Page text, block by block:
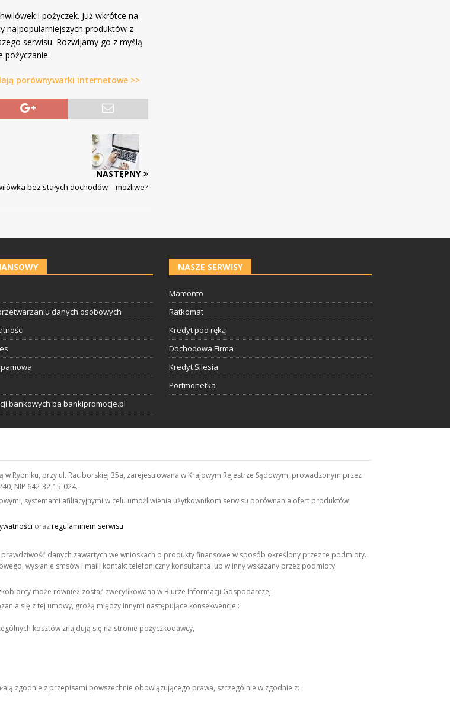
i pożyczek. Już wkrótce na
najpopularniejszych produktów z
serwisu. Rozwijamy go z myślą
pożyczanie.
porównywarki internetowe >>
NASTĘPNY
bez stałych dochodów – możliwe?
danych osobowych
bankowych ba bankipromocje.pl
NASZE SERWISY
Mamonto
Ratkomat
Kredyt pod ręką
Dochodowa Firma
Kredyt Silesia
Portmonetka
Rybniku, przy ul. Raciborskiej 35a, zarejestrowana w Krajowym Rejestrze Sądowym, prowadzonym przez
NIP 642-32-15-024.
systemami afiliacyjnymi w celu umożliwienia użytkownikom serwisu porównania ofert produktów
orazregulaminem serwisu
danych zawartych we wnioskach o produkty finansowe w sposób określony przez te podmioty.
wysłanie smsów i maili kontakt telefoniczny konsultanta lub w inny wskazany przez podmioty
może również zostać zweryfikowana w Biurze Informacji Gospodarczej.
się z tej umowy, grożą między innymi następujące konsekwencje :
kosztów znajdują się na stronie pożyczkodawcy,
zgodnie z przepisami powszechnie obowiązującego prawa, szczególnie w zgodnie z: